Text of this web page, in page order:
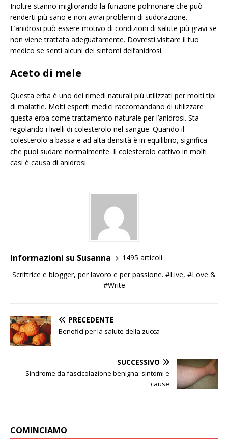
Inoltre stanno migliorando la funzione polmonare che può
renderti più sano e non avrai problemi di sudorazione.
L’anidrosi può essere motivo di condizioni di salute più gravi se
non viene trattata adeguatamente. Dovresti visitare il tuo
medico se senti alcuni dei sintomi dell’anidrosi.
Aceto di mele
Questa erba è uno dei rimedi naturali più utilizzati per molti tipi
di malattie. Molti esperti medici raccomandano di utilizzare
questa erba come trattamento naturale per l’anidrosi. Sta
regolando i livelli di colesterolo nel sangue. Quando il
colesterolo a bassa e ad alta densità è in equilibrio, significa
che puoi sudare normalmente. Il colesterolo cattivo in molti
casi è causa di anidrosi.
Informazioni su Susanna
1495 articoli
Scrittrice e blogger, per lavoro e per passione. #Live, #Love &
#Write
PRECEDENTE
Benefici per la salute della zucca
SUCCESSIVO
Sindrome da fascicolazione benigna: sintomi e
cause
COMINCIAMO